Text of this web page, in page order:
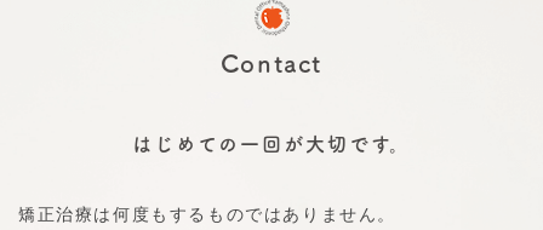
Contact
はじめての一回が大切です。
矯正治療は何度もするものではありません。